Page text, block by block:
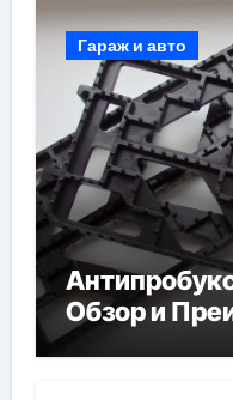
Гараж и авто
Обзор и